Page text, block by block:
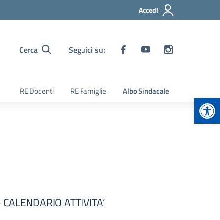
Accedi
Cerca Seguici su:
RE Docenti RE Famiglie Albo Sindacale
ATTIVITA’